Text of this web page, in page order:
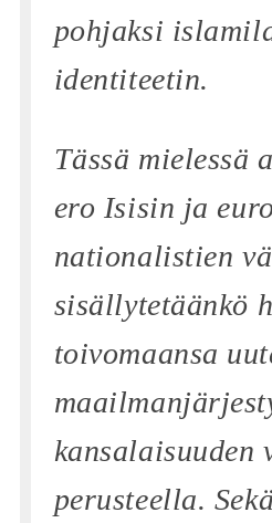
pohjaksi
identiteetin.
Tässä mielessä
ero Isisin ja
nationalistien
sisällytetäänkö
toivomaansa
kansalaisuuden
perusteella.